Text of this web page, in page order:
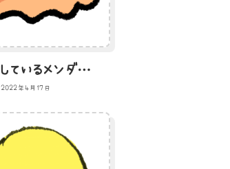
イライラしているメンダコのイラスト
2022年4月17日